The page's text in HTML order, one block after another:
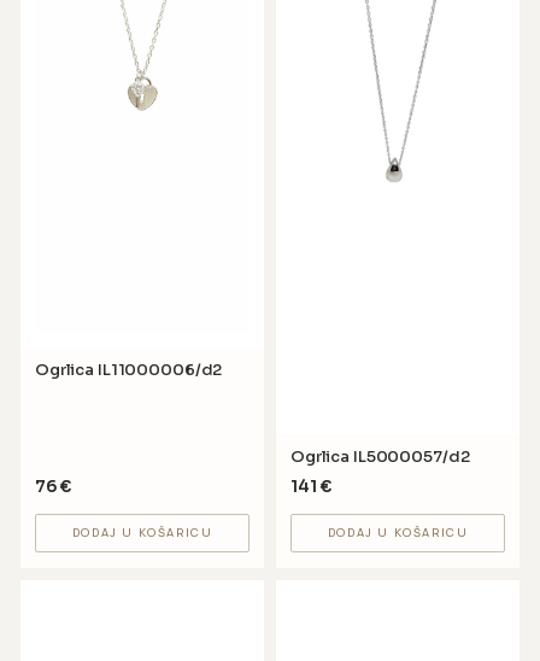
Ogrlica IL11000006/d2
76€
DODAJ U KOŠARICU
Ogrlica IL5000057/d2
141 €
DODAJ U KOŠARICU